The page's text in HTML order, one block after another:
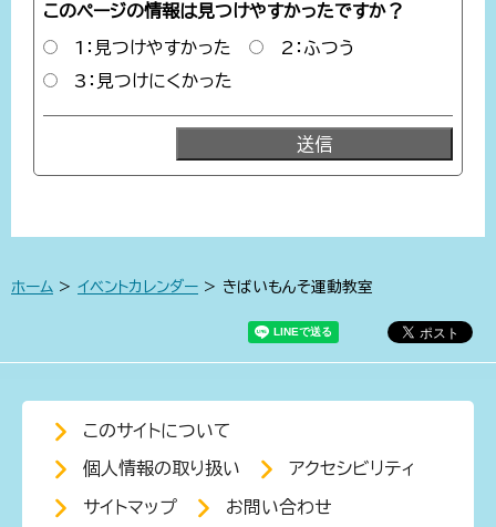
このページの情報は見つけやすかったですか？
1：見つけやすかった
2：ふつう
3：見つけにくかった
ホーム > イベントカレンダー > きばいもんそ運動教室
このサイトについて
個人情報の取り扱い アクセシビリティ
サイトマップ お問い合わせ